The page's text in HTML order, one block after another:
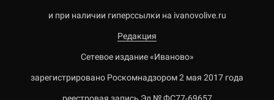
и при наличии гиперссылки на ivanovolive.ru
Редакция
Сетевое издание «Иваново»
зарегистрировано Роскомнадзором 2 мая 2017 года